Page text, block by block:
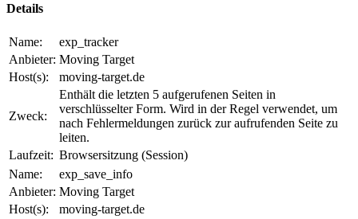
Details
Name:
exp_tracker
Anbieter: Moving Target
Host(s):
moving-target.de
Zweck:
Enthält die letzten 5 aufgerufenen Seiten in
verschlüsselter Form. Wird in der Regel verwendet, um
nach Fehlermeldungen zurück zur aufrufenden Seite zu
leiten.
Laufzeit: Browsersitzung (Session)
Name:
exp_save_info
Anbieter: Moving Target
Host(s):
moving-target.de